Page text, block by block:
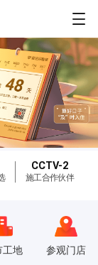
CCTV-2
施工合作伙伴
工地 参观门店